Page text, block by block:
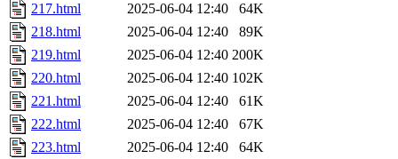
217.html
2025-06-04 12:40
64K
218.html
2025-06-04 12:40
89K
219.html
2025-06-04 12:40 200K
220.html
2025-06-04 12:40 102K
221.html
2025-06-04 12:40
61K
222.html
2025-06-04 12:40
67K
223.html
2025-06-04 12:40
64K